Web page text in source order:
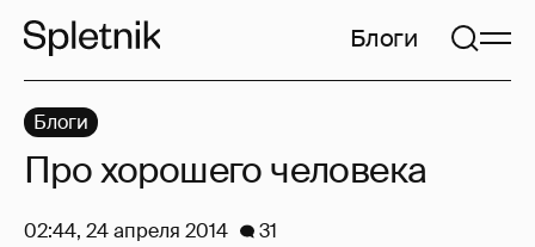
Блоги
Блоги
Про хорошего человека
02:44, 24 апреля 2014
31